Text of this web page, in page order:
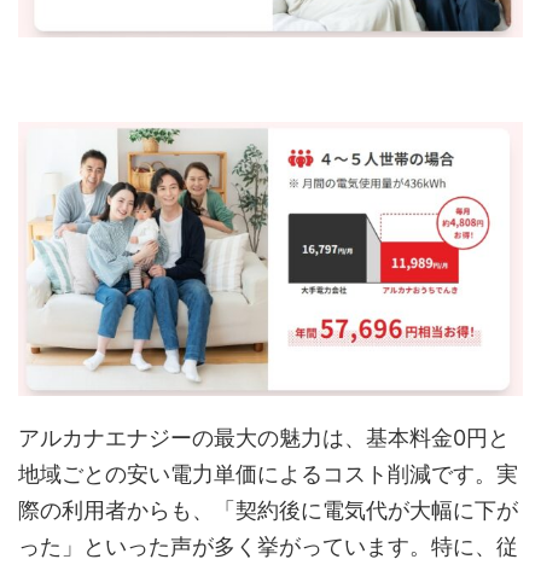
アルカナエナジーの最大の魅力は、基本料金0円と
地域ごとの安い電力単価によるコスト削減です。実
際の利用者からも、「契約後に電気代が大幅に下が
った」といった声が多く挙がっています。特に、従